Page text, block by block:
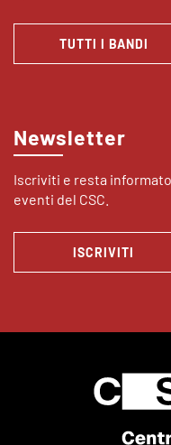
TUTTI I BANDI
Newsletter
Iscriviti e resta
eventi del CSC.
ISCRIVITI